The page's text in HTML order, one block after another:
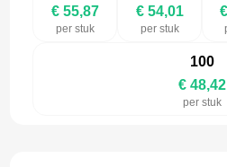
€ 55,87
per stuk
€ 54,01
per stuk
100
€ 48,42
per stuk